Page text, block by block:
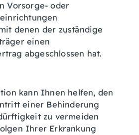
Vorsorge- oder
denen der zuständige
einen
abgeschlossen hat.
kann Ihnen helfen, den
einer Behinderung
zu vermeiden
Ihrer Erkrankung